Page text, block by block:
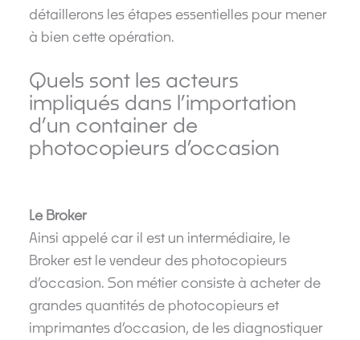
détaillerons les étapes essentielles pour mener
à bien cette opération.
Quels sont les acteurs
impliqués dans l’importation
d’un container de
photocopieurs d’occasion
Le Broker
Ainsi appelé car il est un intermédiaire, le
Broker est le vendeur des photocopieurs
d’occasion. Son métier consiste à acheter de
grandes quantités de photocopieurs et
imprimantes d’occasion, de les diagnostiquer